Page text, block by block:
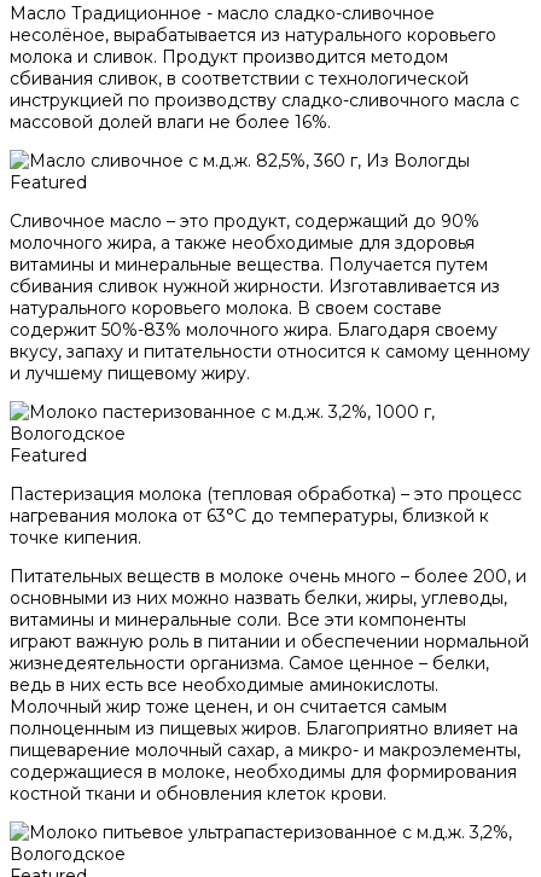
Масло Традиционное - масло сладко-сливочное
несолёное, вырабатывается из натурального коровьего
молока и сливок. Продукт производится методом
сбивания сливок, в соответствии с технологической
инструкцией по производству сладко-сливочного масла с
массовой долей влаги не более 16%.
Featured
Сливочное масло – это продукт, содержащий до 90%
молочного жира, а также необходимые для здоровья
витамины и минеральные вещества. Получается путем
сбивания сливок нужной жирности. Изготавливается из
натурального коровьего молока. В своем составе
содержит 50%-83% молочного жира. Благодаря своему
вкусу, запаху и питательности относится к самому ценному
и лучшему пищевому жиру.
Featured
Пастеризация молока (тепловая обработка) – это процесс
нагревания молока от 63°С до температуры, близкой к
точке кипения.
Питательных веществ в молоке очень много – более 200, и
основными из них можно назвать белки, жиры, углеводы,
витамины и минеральные соли. Все эти компоненты
играют важную роль в питании и обеспечении нормальной
жизнедеятельности организма. Самое ценное – белки,
ведь в них есть все необходимые аминокислоты.
Молочный жир тоже ценен, и он считается самым
полноценным из пищевых жиров. Благоприятно влияет на
пищеварение молочный сахар, а микро- и макроэлементы,
содержащиеся в молоке, необходимы для формирования
костной ткани и обновления клеток крови.